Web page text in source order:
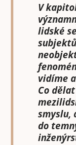
V
lidské
vidíme
Co
smyslu,
do